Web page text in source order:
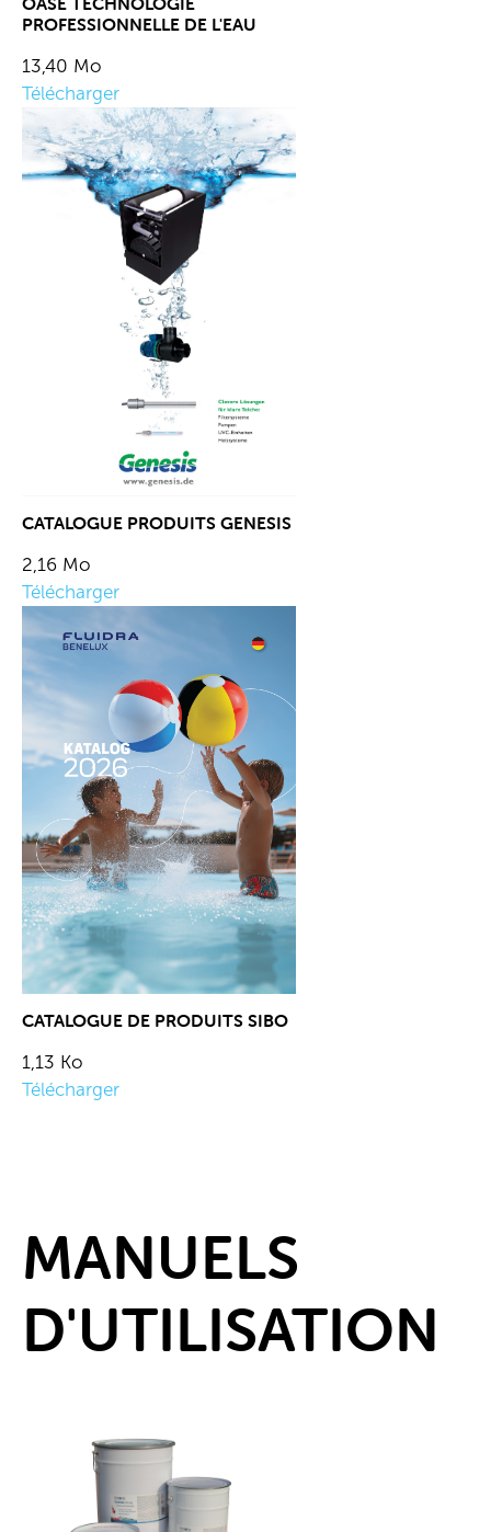
PROFESSIONNELLE DE L'EAU
13,40 Mo
Télécharger
CATALOGUE PRODUITS GENESIS
2,16 Mo
Télécharger
CATALOGUE DE PRODUITS SIBO
1,13 Ko
Télécharger
MANUELS
D'UTILISATION